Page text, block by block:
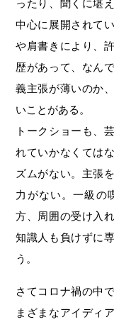
ったり、聞くに堪
中心に展開されて
や肩書きにより、
歴があって、なん
義主張が薄いのか
いことがある。
トークショーも、
れていかなくては
ズムがない。主張
力がない。一級の
方、周囲の受け入
知識人も負けずに
う。
さてコロナ禍の中
まざまなアイディ